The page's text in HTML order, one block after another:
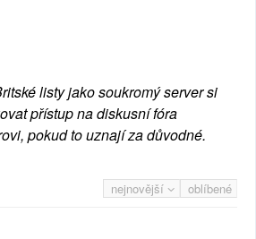
listy jako soukromý server si
přístup na diskusní fóra
pokud to uznají za důvodné.
nejnovější oblíbené